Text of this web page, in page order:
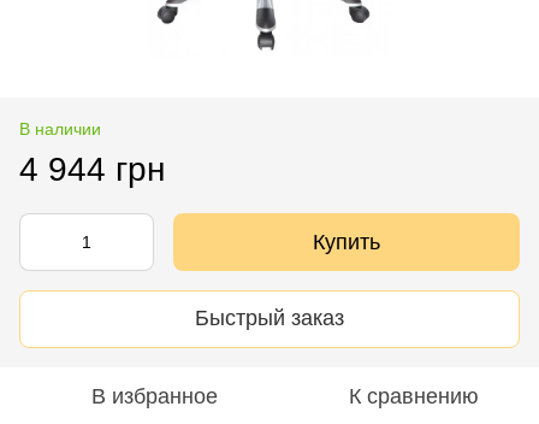
В наличии
4 944 грн
Купить
Быстрый заказ
В избранное К сравнению